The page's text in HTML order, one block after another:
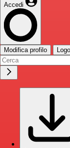
Accedi
Modifica profilo